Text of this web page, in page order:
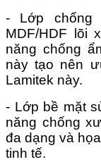
- Lớp chống
MDF/HDF lõi
năng chống
này tạo nên
Lamitek này.
- Lớp bề mặt
năng chống
đa dạng và
tinh tế.